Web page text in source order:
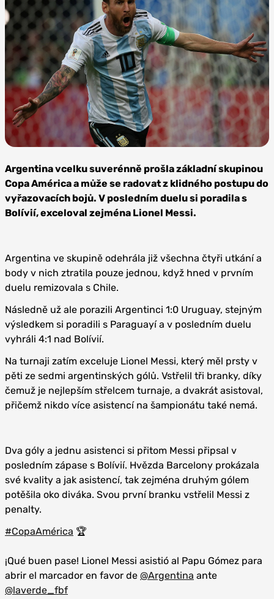
Венедиктов, CC BY-SA
Argentina vcelku suverénně prošla základní skupinou
Copa América a může se radovat z klidného postupu do
vyřazovacích bojů. V posledním duelu si poradila s
Bolívií, exceloval zejména Lionel Messi.
Argentina ve skupině odehrála již všechna čtyři utkání a
body v nich ztratila pouze jednou, když hned v prvním
duelu remizovala s Chile.
Následně už ale porazili Argentinci 1:0 Uruguay, stejným
výsledkem si poradili s Paraguayí a v posledním duelu
vyhráli 4:1 nad Bolívií.
Na turnaji zatím exceluje Lionel Messi, který měl prsty v
pěti ze sedmi argentinských gólů. Vstřelil tři branky, díky
čemuž je nejlepším střelcem turnaje, a dvakrát asistoval,
přičemž nikdo více asistencí na šampionátu také nemá.
Dva góly a jednu asistenci si přitom Messi připsal v
posledním zápase s Bolívií. Hvězda Barcelony prokázala
své kvality a jak asistencí, tak zejména druhým gólem
potěšila oko diváka. Svou první branku vstřelil Messi z
penalty.
#CopaAmérica 🏆
¡Qué buen pase! Lionel Messi asistió al Papu Gómez para
abrir el marcador en favor de @Argentina ante
@laverde_fbf